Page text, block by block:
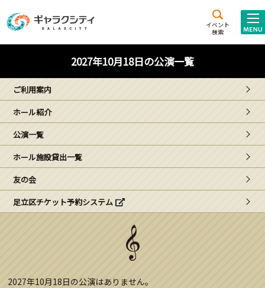
イベント
検索
施設案内
西新井
文化ホール
ギャラクシティとは
こどもみーてぃんぐ
Gがくえん
ブランドからのお知らせ
2027年10月18日の公演一覧
ご利用案内
ホール紹介
公演一覧
ホール施設貸出一覧
友の会
足立区チケット予約システム
2027年10月18日の公演はありません。